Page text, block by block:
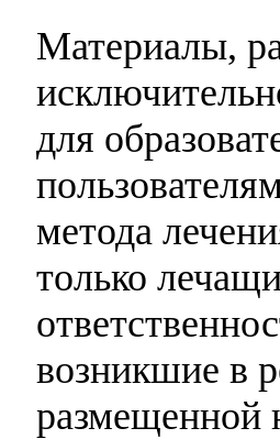
Материалы,
для
метода
только
возникшие в
размещенной